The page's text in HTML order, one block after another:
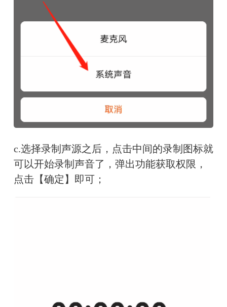
c.选择录制声源之后，点击中间的录制图标就
可以开始录制声音了，弹出功能获取权限，
点击【确定】即可；